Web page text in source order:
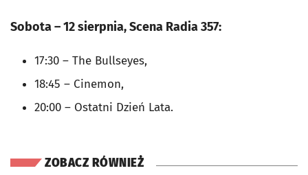
Sobota – 12 sierpnia, Scena Radia 357:
17:30 – The Bullseyes,
18:45 – Cinemon,
20:00 – Ostatni Dzień Lata.
ZOBACZ RÓWNIEŻ